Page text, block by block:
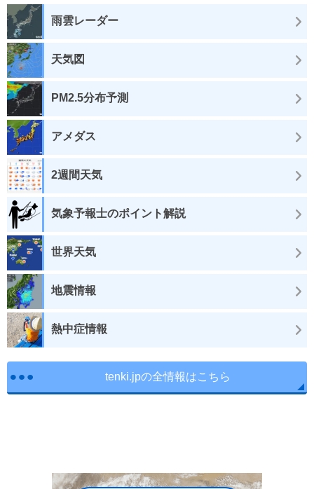
雨雲レーダー
天気図
PM2.5分布予測
アメダス
2週間天気
気象予報士のポイント解説
世界天気
地震情報
熱中症情報
tenki.jpの全情報はこちら